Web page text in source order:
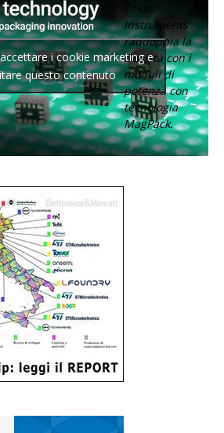
Texas
Instruments
raddoppia la
densità con i
moduli di
potenza con
tecnologia
MagPack.
i cookie marketing e
questo contenuto